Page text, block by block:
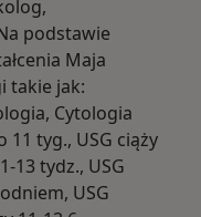
podstawie
Maja
takie jak:
Cytologia
11 tyg., USG ciąży
13 tydz., USG
USG